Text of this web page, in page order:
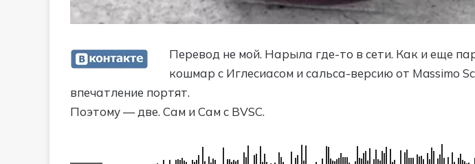
Перевод не мой. Нарыла где-то в сети. Как и еще
кошмар с Иглесиасом и сальса-версию от Massimo
впечатление портят.
Поэтому — две. Сам и Сам с BVSC.